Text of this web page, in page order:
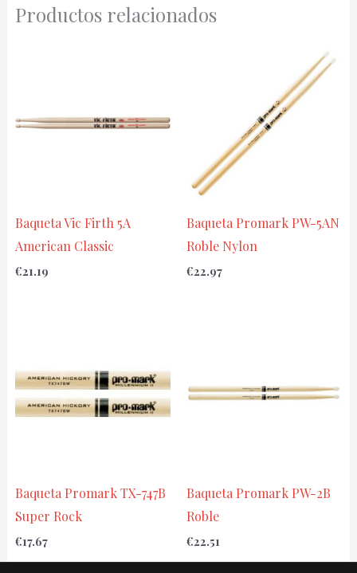
Productos relacionados
Baqueta Vic Firth 5A
American Classic
€21.19
Baqueta Promark PW-5AN
Roble Nylon
€22.97
Baqueta Promark TX-747B
Super Rock
€17.67
Baqueta Promark PW-2B
Roble
€22.51